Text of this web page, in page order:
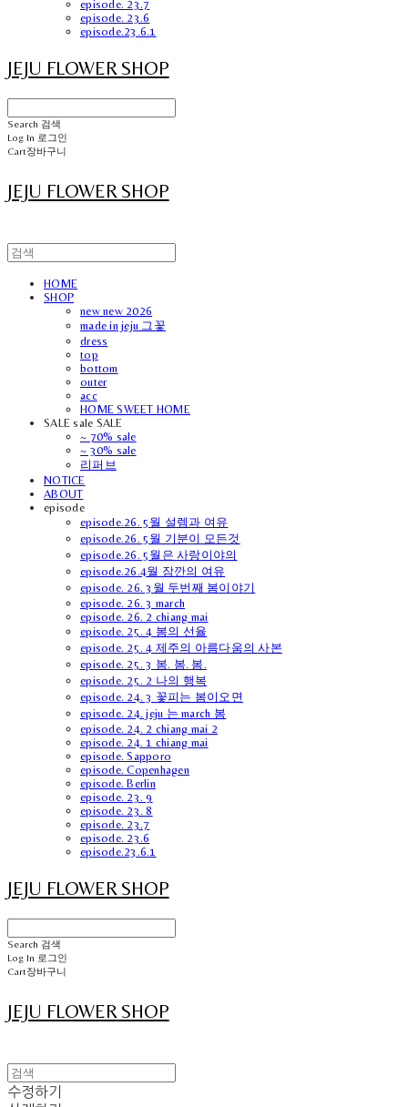
episode. 23.7
episode. 23.6
episode.23.6.1
JEJU FLOWER SHOP
Search 검색
Log In 로그인
Cart장바구니
JEJU FLOWER SHOP
HOME
SHOP
new new 2026
made in jeju 그꽃
dress
top
bottom
outer
acc
HOME SWEET HOME
SALE sale SALE
~ 70% sale
~ 30% sale
리퍼브
NOTICE
ABOUT
episode
episode.26. 5월 설렘과 여유
episode.26. 5월 기분이 모든것
episode.26. 5월은 사랑이야의
episode.26.4월 잠깐의 여유
episode. 26. 3월 두번째 봄이야기
episode. 26. 3 march
episode. 26. 2 chiang mai
episode. 25. 4 봄의 선율
episode. 25. 4 제주의 아름다움의 사본
episode. 25. 3 봄. 봄. 봄.
episode. 25. 2 나의 행복
episode. 24. 3 꽃피는 봄이오면
episode. 24. jeju 는 march 봄
episode. 24. 2 chiang mai 2
episode. 24. 1 chiang mai
episode. Sapporo
episode. Copenhagen
episode. Berlin
episode. 23. 9
episode. 23. 8
episode. 23.7
episode. 23.6
episode.23.6.1
JEJU FLOWER SHOP
Search 검색
Log In 로그인
Cart장바구니
JEJU FLOWER SHOP
수정하기